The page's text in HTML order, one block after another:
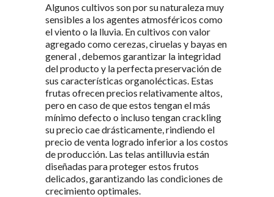
Algunos cultivos son por su naturaleza muy
sensibles a los agentes atmosféricos como
el viento o la lluvia. En cultivos con valor
agregado como cerezas, ciruelas y bayas en
general , debemos garantizar la integridad
del producto y la perfecta preservación de
sus características organolécticas. Estas
frutas ofrecen precios relativamente altos,
pero en caso de que estos tengan el más
mínimo defecto o incluso tengan crackling
su precio cae drásticamente, rindiendo el
precio de venta logrado inferior a los costos
de producción. Las telas antilluvia están
diseñadas para proteger estos frutos
delicados, garantizando las condiciones de
crecimiento optimales.